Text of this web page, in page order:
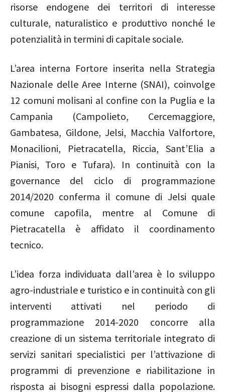
risorse endogene dei territori di interesse
culturale, naturalistico e produttivo nonché le
potenzialità in termini di capitale sociale.
L’area interna Fortore inserita nella Strategia
Nazionale delle Aree Interne (SNAI), coinvolge
12 comuni molisani al confine con la Puglia e la
Campania (Campolieto, Cercemaggiore,
Gambatesa, Gildone, Jelsi, Macchia Valfortore,
Monacilioni, Pietracatella, Riccia, Sant’Elia a
Pianisi, Toro e Tufara). In continuità con la
governance del ciclo di programmazione
2014/2020 conferma il comune di Jelsi quale
comune capofila, mentre al Comune di
Pietracatella è affidato il coordinamento
tecnico.
L’idea forza individuata dall’area è lo sviluppo
agro-industriale e turistico e in continuità con gli
interventi attivati nel periodo di
programmazione 2014-2020 concorre alla
creazione di un sistema territoriale integrato di
servizi sanitari specialistici per l’attivazione di
programmi di prevenzione e riabilitazione in
risposta ai bisogni espressi dalla popolazione.